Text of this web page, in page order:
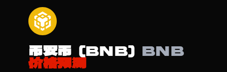
币安币 (BNB) BNB
价格预测